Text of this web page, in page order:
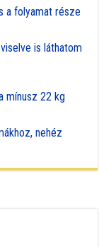
a folyamat része
is láthatom
mínusz 22 kg
nehéz